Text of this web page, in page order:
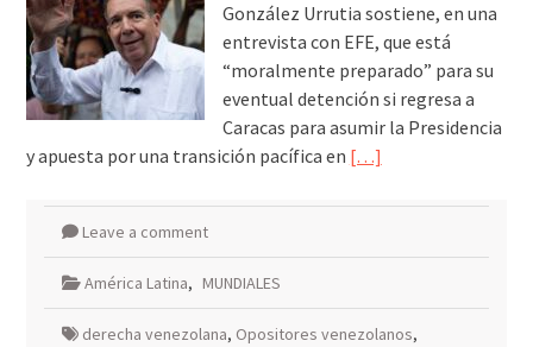
González Urrutia sostiene, en una
entrevista con EFE, que está
“moralmente preparado” para su
eventual detención si regresa a
Caracas para asumir la Presidencia
y apuesta por una transición pacífica en […]
Leave a comment
América Latina, MUNDIALES
derecha venezolana, Opositores venezolanos,